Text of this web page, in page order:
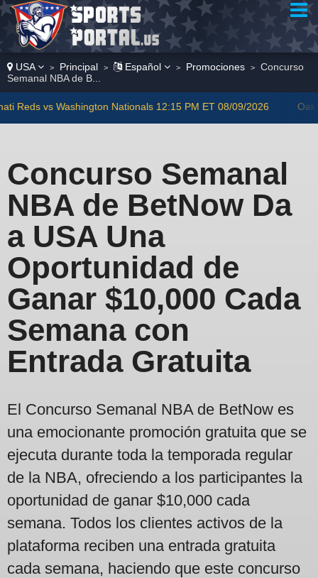
USA > Principal > Español > Promociones >
Concurso
Semanal NBA de B...
Nationals 12:15 PM ET 08/09/2026 Oakland Athletics vs
Concurso Semanal
NBA de BetNow Da
a USA Una
Oportunidad de
Ganar $10,000 Cada
Semana con
Entrada Gratuita
El Concurso Semanal NBA de BetNow es
una emocionante promoción gratuita que se
ejecuta durante toda la temporada regular
de la NBA, ofreciendo a los participantes la
oportunidad de ganar $10,000 cada
semana. Todos los clientes activos de la
plataforma reciben una entrada gratuita
cada semana, haciendo que este concurso